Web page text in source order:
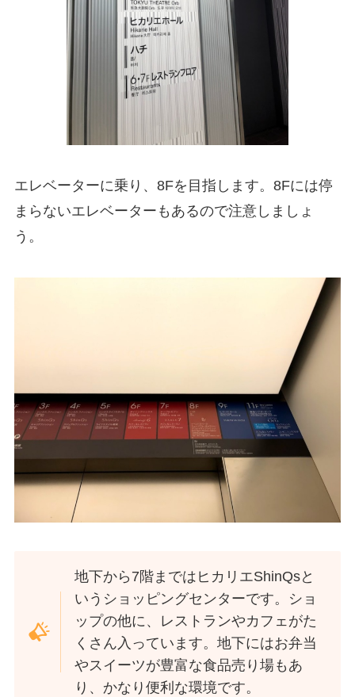
エレベーターに乗り、8Fを目指します。8Fには停
まらないエレベーターもあるので注意しましょ
う。
地下から7階まではヒカリエShinQsと
いうショッピングセンターです。ショ
ップの他に、レストランやカフェがた
くさん入っています。地下にはお弁当
やスイーツが豊富な食品売り場もあ
り、かなり便利な環境です。